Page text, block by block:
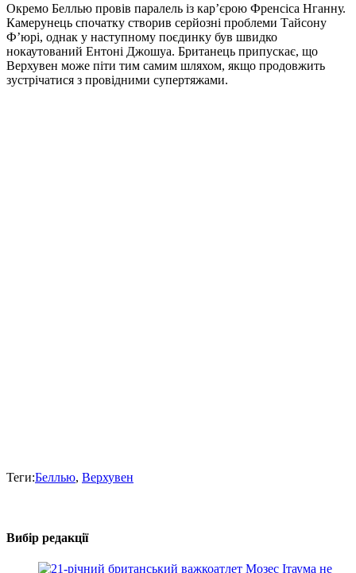
Окремо Беллью провів паралель із кар’єрою Френсіса Нганну.
Камерунець спочатку створив серйозні проблеми Тайсону
Ф’юрі, однак у наступному поєдинку був швидко
нокаутований Ентоні Джошуа. Британець припускає, що
Верхувен може піти тим самим шляхом, якщо продовжить
зустрічатися з провідними супертяжами.
Теги:Беллью, Верхувен
Вибір редакції